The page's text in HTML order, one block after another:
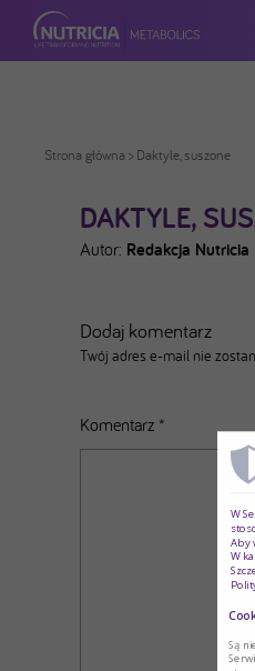
Strona główna > Daktyle, suszone
DAKTYLE,
Autor: Redakcja Nutricia
Dodaj komentarz
Twój adres e-mail nie
Komentarz *
W
Aby
W
Są